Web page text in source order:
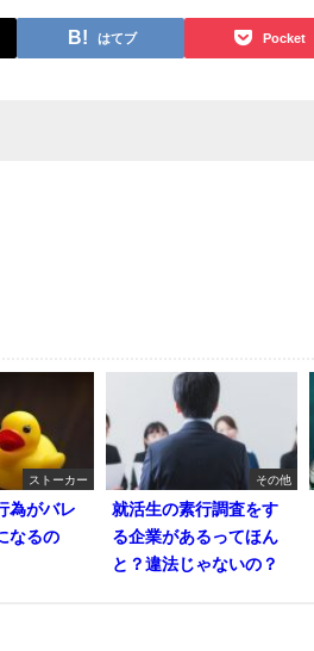
はてブ Pocket
ストーカー
為がバレ
なるの
その他
就活生の素行調査をす
る企業があるってほん
と？違法じゃないの？